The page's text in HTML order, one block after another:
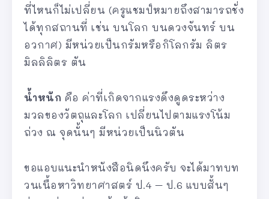
ที่ไหนก็ไม่เปลี่ยน (ครูแชมป์หมายถึงสามารถชั่ง
ได้ทุกสถานที่ เช่น บนโลก บนดวงจันทร์ บน
อวกาศ) มีหน่วยเป็นกรัมหรือกิโลกรัม ลิตร
มิลลิลิตร ตัน
น้ำหนัก คือ ค่าที่เกิดจากแรงดึงดูดระหว่าง
มวลของวัตถุและโลก เปลี่ยนไปตามแรงโน้ม
ถ่วง ณ จุดนั้นๆ มีหน่วยเป็นนิวตัน
ขอแอบแนะนำหนังสือนิดนึงครับ จะได้มาทบท
วนเนื้อหาวิทยาศาสตร์ ป.4 – ป.6 แบบสั้นๆ